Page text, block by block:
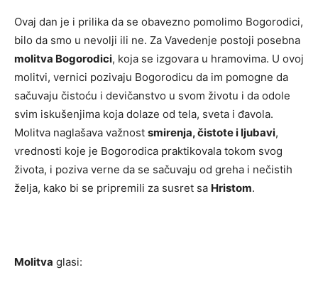
Ovaj dan je i prilika da se obavezno pomolimo Bogorodici,
bilo da smo u nevolji ili ne. Za Vavedenje postoji posebna
molitva Bogorodici, koja se izgovara u hramovima. U ovoj
molitvi, vernici pozivaju Bogorodicu da im pomogne da
sačuvaju čistoću i devičanstvo u svom životu i da odole
svim iskušenjima koja dolaze od tela, sveta i đavola.
Molitva naglašava važnost smirenja, čistote i ljubavi,
vrednosti koje je Bogorodica praktikovala tokom svog
života, i poziva verne da se sačuvaju od greha i nečistih
želja, kako bi se pripremili za susret sa Hristom.
Molitva glasi: